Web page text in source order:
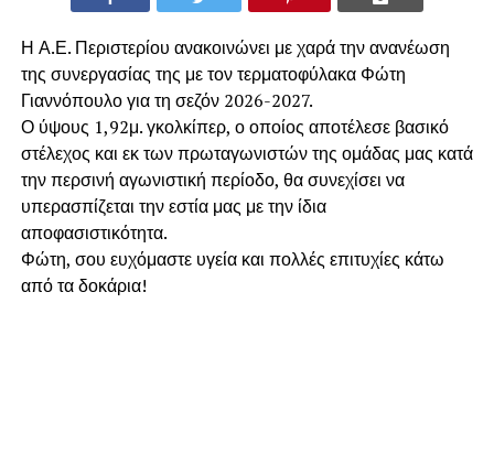
Η Α.Ε. Περιστερίου ανακοινώνει με χαρά την ανανέωση
της συνεργασίας της με τον τερματοφύλακα Φώτη
Γιαννόπουλο για τη σεζόν 2026-2027.
​Ο ύψους 1,92μ. γκολκίπερ, ο οποίος αποτέλεσε βασικό
στέλεχος και εκ των πρωταγωνιστών της ομάδας μας κατά
την περσινή αγωνιστική περίοδο, θα συνεχίσει να
υπερασπίζεται την εστία μας με την ίδια
αποφασιστικότητα.
​Φώτη, σου ευχόμαστε υγεία και πολλές επιτυχίες κάτω
από τα δοκάρια!